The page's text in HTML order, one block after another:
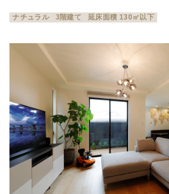
ナチュラル 3階建て 延床面積 130㎡以下